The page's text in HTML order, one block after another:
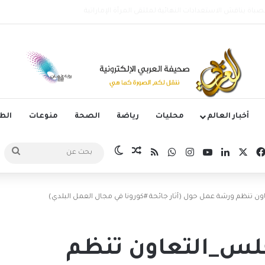
أخبار العالم محليات رياضة الصحة منوعات
فيسبوكلينكدإن‫YouTubeانستقرام
واتسابملخص الموقع RSS
مقال عشوائي
الوضع المظلم
عن
تنظم ورشة عمل حول (آثار جائحة #كورونا في مجال العمل البلدي)
تنظم